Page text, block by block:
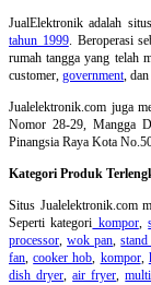
JualElektronik adalah
tahun 1999. Beroperasi
rumah tangga yang telah
customer, government, dan
Jualelektronik.com juga
Nomor 28-29, Mangga
Pinangsia Raya Kota
Kategori Produk
Situs Jualelektronik.com
Seperti kategori kompor,
processor,wok pan,
fan,cooker hob, kompor,
dish dryer,air fryer,